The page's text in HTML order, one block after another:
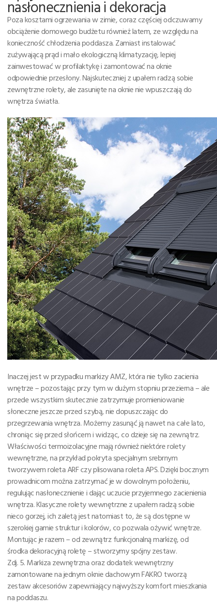
nasłonecznienia i dekoracja
Poza kosztami ogrzewania w zimie, coraz częściej odczuwamy
obciążenie domowego budżetu również latem, ze względu na
konieczność chłodzenia poddasza. Zamiast instalować
zużywającą prąd i mało ekologiczną klimatyzację, lepiej
zainwestować w profilaktykę i zamontować na oknie
odpowiednie przesłony. Najskuteczniej z upałem radzą sobie
zewnętrzne rolety, ale zasunięte na oknie nie wpuszczają do
wnętrza światła.
Inaczej jest w przypadku markizy AMZ, która nie tylko zacienia
wnętrze – pozostając przy tym w dużym stopniu przezierna – ale
przede wszystkim skutecznie zatrzymuje promieniowanie
słoneczne jeszcze przed szybą, nie dopuszczając do
przegrzewania wnętrza. Możemy zasunąć ją nawet na całe lato,
chroniąc się przed słońcem i widząc, co dzieje się na zewnątrz.
Właściwości termoizolacyjne mają również niektóre rolety
wewnętrzne, na przykład pokryta specjalnym srebrnym
tworzywem roleta ARF czy plisowana roleta APS. Dzięki bocznym
prowadnicom można zatrzymać je w dowolnym położeniu,
regulując nasłonecznienie i dając uczucie przyjemnego zacienienia
wnętrza. Klasyczne rolety wewnętrzne z upałem radzą sobie
nieco gorzej, ich zaletą jest natomiast to, że są dostępne w
szerokiej gamie struktur i kolorów, co pozwala ożywić wnętrze.
Montując je razem – od zewnątrz funkcjonalną markizę, od
środka dekoracyjną roletę – stworzymy spójny zestaw.
Zdj. 5. Markiza zewnętrzna oraz dodatek wewnętrzny
zamontowane na jednym oknie dachowym FAKRO tworzą
zestaw akcesoriów zapewniający najwyższy komfort mieszkania
na poddaszu.